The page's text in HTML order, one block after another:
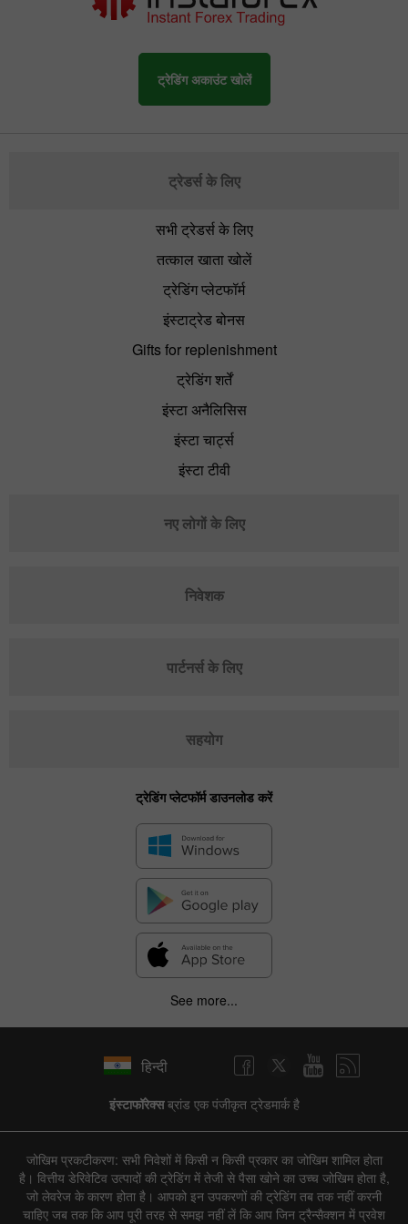
ट्रेडिंग अकाउंट खोलें
ट्रेडर्स के लिए
सभी ट्रेडर्स के लिए
तत्काल खाता खोलें
ट्रेडिंग प्लेटफॉर्म
इंस्टाट्रेड बोनस
Gifts for replenishment
ट्रेडिंग शर्तें
इंस्टा अनैलिसिस
इंस्टा चार्ट्स
इंस्टा टीवी
नए लोगों के लिए
निवेशक
पार्टनर्स के लिए
सहयोग
ट्रेडिंग प्लेटफॉर्म डाउनलोड करें
See more...
हिन्दी
इंस्टाफॉरेक्सब्रांड एक पंजीकृत ट्रेडमार्क है
जोखिम प्रकटीकरण: सभी निवेशों में किसी न किसी प्रकार का जोखिम शामिल होता
है। वित्तीय डेरिवेटिव उत्पादों की ट्रेडिंग में तेजी से पैसा खोने का उच्च जोखिम होता है,
जो लेवरेज के कारण होता है। आपको इन उपकरणों की ट्रेडिंग तब तक नहीं करनी
चाहिए जब तक कि आप पूरी तरह से समझ नहीं लें कि आप जिन ट्रैन्सैक्शन में प्रवेश